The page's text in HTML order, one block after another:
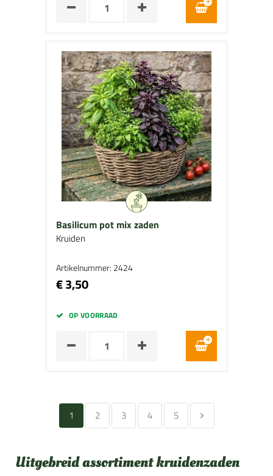
Basilicum pot mix zaden
Kruiden
Artikelnummer: 2424
€ 3,50
OP VOORRAAD
1 2 3 4 5
Uitgebreid assortiment kruidenzaden